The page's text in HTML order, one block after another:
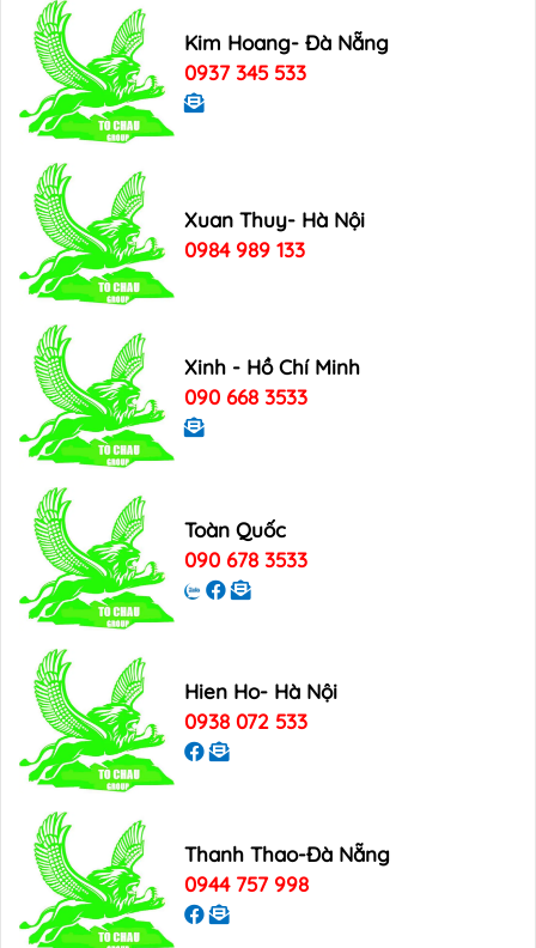
Kim Hoang- Đà Nẵng
0937 345 533
Xuan Thuy- Hà Nội
0984 989 133
Xinh - Hồ Chí Minh
090 668 3533
Toàn Quốc
090 678 3533
Hien Ho- Hà Nội
0938 072 533
Thanh Thao-Đà Nẵng
0944 757 998